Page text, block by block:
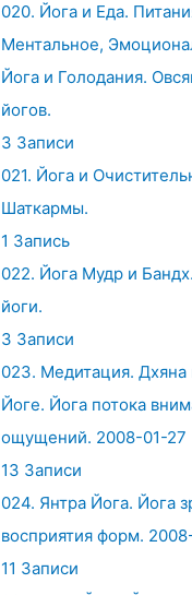
020. Йога и Еда.
Ментальное,
Йога и Голодания.
йогов.
3 Записи
021. Йога и
Шаткармы.
1 Запись
022. Йога Мудр и
йоги.
3 Записи
023. Медитация. Дхяна
Йоге. Йога потока
ощущений. 2008-01-27
13 Записи
024. Янтра Йога. Йога
восприятия форм.
11 Записи